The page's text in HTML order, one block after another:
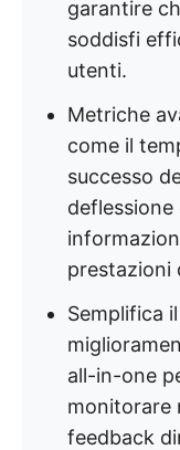
garantire
soddisfi
utenti.
Metriche
come il
successo
prestazioni
Semplifica
all-in-one
monitorare
feedback